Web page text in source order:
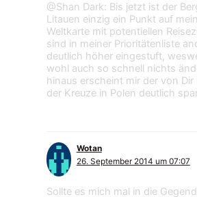
@Shan Dark: Bis jetzt ist der
Litauen einzig ein Punkt auf
Weltkarte mit potentiellen
sind in meiner Prioritätenliste
deutlich höher eingestuft,
wohl auch so schnell nichts
hinaus erscheint mir der von
der Kreuze in Polen deutlich
Wotan
26. September 2014 um 07:07
Sollte es mich mal in die